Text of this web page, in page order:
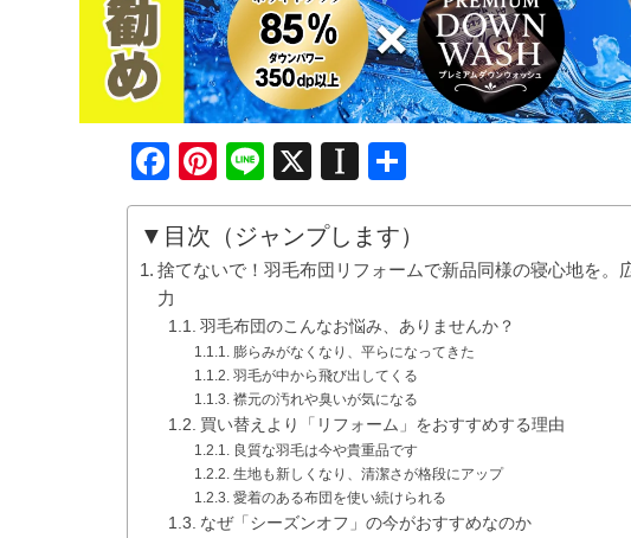
Facebook
Pinterest
Line
X Instapaper
有
▼目次（ジャンプします）
捨てないで！羽毛布団リフォームで新品同様の寝心地を
力
羽毛布団のこんなお悩み、ありませんか？
膨らみがなくなり、平らになってきた
羽毛が中から飛び出してくる
襟元の汚れや臭いが気になる
買い替えより「リフォーム」をおすすめする理由
良質な羽毛は今や貴重品です
生地も新しくなり、清潔さが格段にアップ
愛着のある布団を使い続けられる
なぜ「シーズンオフ」の今がおすすめなのか